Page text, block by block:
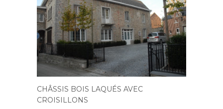
CHÂSSIS BOIS LAQUÉS AVEC
CROISILLONS